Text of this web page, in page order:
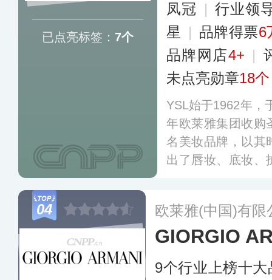
已点亮标签： 7个
凤冠 | 行业领
星
| 品牌得票6
品牌网店4+ |
未点亮勋章18个
YSL始于1962年，
年欧莱雅集团收购
名美妆品牌，以其
出了唇妆、底妆、
04 欧莱雅(中国)有限
GIORGIO
9个行业上榜十大